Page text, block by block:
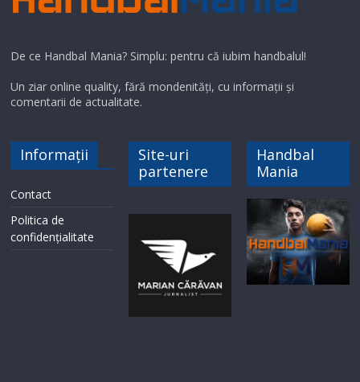
De ce Handbal Mania? Simplu: pentru că iubim handbalul!
Un ziar online quality, fără mondenități, cu informații și
comentarii de actualitate.
Informații
Contact
Politica de
confidențialitate
Site-uri
partenere
Handbal
Mania